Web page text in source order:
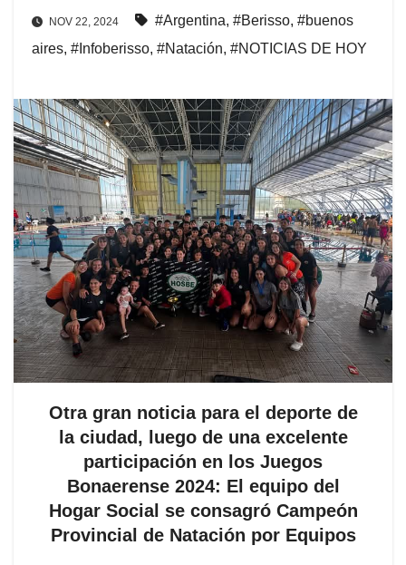
NOV 22, 2024 #Argentina, #Berisso, #buenos
aires, #Infoberisso, #Natación, #NOTICIAS DE HOY
Otra gran noticia para el deporte de
la ciudad, luego de una excelente
participación en los Juegos
Bonaerense 2024: El equipo del
Hogar Social se consagró Campeón
Provincial de Natación por Equipos